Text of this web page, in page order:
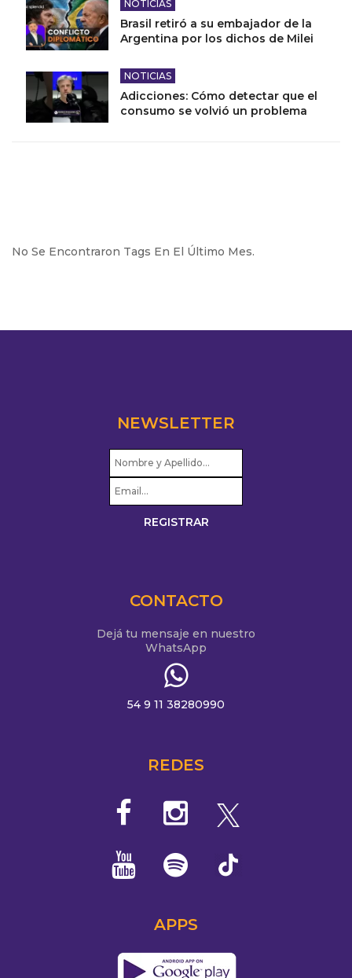
NOTICIAS
Brasil retiró a su embajador de la
Argentina por los dichos de Milei
NOTICIAS
Adicciones: Cómo detectar que el
consumo se volvió un problema
No Se Encontraron Tags En El Último Mes.
NEWSLETTER
CONTACTO
Dejá tu mensaje en nuestro
WhatsApp
54 9 11 38280990
REDES
APPS